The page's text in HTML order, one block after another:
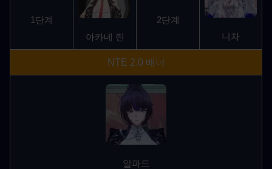
1단계
아카네 린
2단계
니차
NTE 2.0 배너
알파드